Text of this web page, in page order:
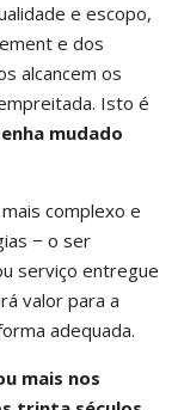
e escopo,
e dos
alcancem os
Isto é
mudado
complexo e
− o ser
serviço entregue
valor para a
adequada.
mais nos